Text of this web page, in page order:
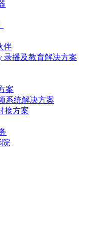
伴
录播及教育解决方案
案
系统解决方案
接方案
院